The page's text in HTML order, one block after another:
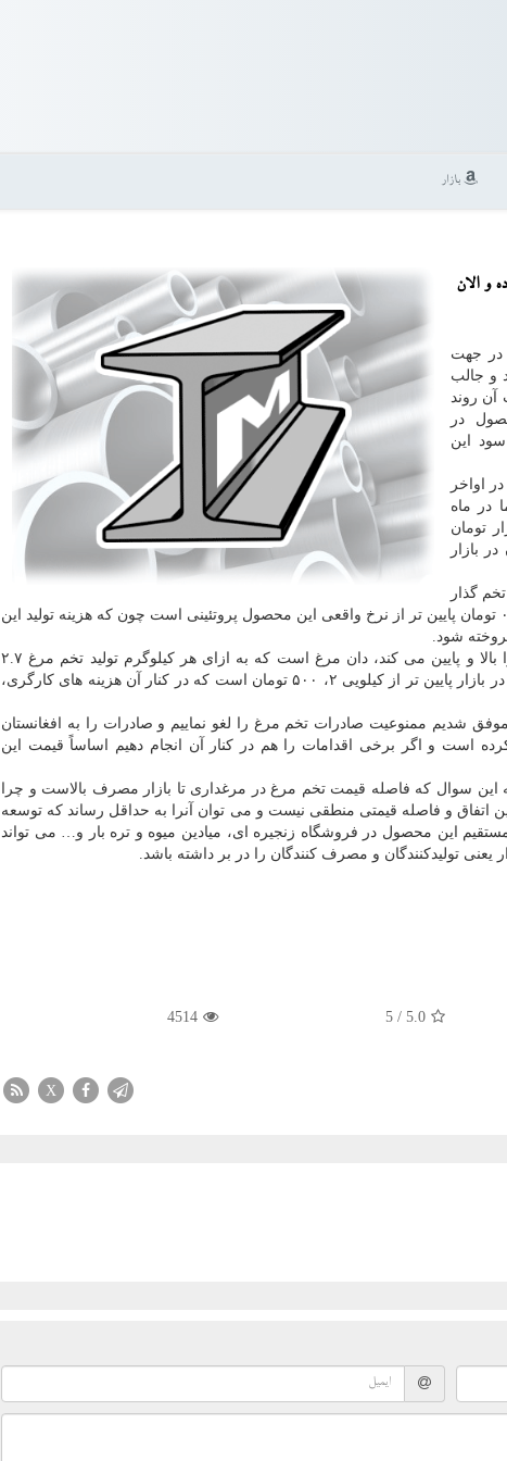
بازار
و الان
در جهت
و جالب
آن روند
در
این
اواخر
اما در ماه
آن به صورت میانگین حدود ۱۷ تا ۱۸ هزار تومان
۱۶ هزار تومان در بازار
گذار
- به ایسنا اظهار داشت: الان قیمت تخم مرغ در مرغداری ۲، ۰۰۰ تومان پایین تر از نرخ واقعی این محصول پروتئینی است چون كه هزینه تولید این
وی ادامه داد: یكی از اصلی ترین بخش هایی كه هزینه تولید را بالا و پایین می كند، دان مرغ است كه به ازای هر كیلوگرم تولید تخم مرغ ۲.۷
كیلوگرم مرغدار نیاز دارد و این نهاده تولید و كالای اساسی الان در بازار پایین تر از كیلویی ۲، ۵۰۰ تومان است كه در كنار آن هزینه های كارگری،
شدیم ممنوعیت صادرات تخم مرغ را لغو نماییم و صادرات را به افغانستان
است و اگر برخی اقدامات را هم در كنار آن انجام دهیم اساساً قیمت این
این سوال كه فاصله قیمت تخم مرغ در مرغداری تا بازار مصرف بالاست و چرا
اتفاق و فاصله قیمتی منطقی نیست و می توان آنرا به حداقل رساند كه توسعه
این محصول در فروشگاه زنجیره ای، میادین میوه و تره بار و… می تواند
یعنی تولیدكنندگان و مصرف كنندگان را در بر داشته باشد.
5.0
/ 5
4514
X